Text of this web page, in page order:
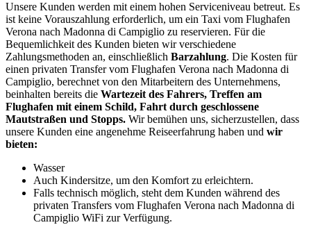
Unsere Kunden werden mit einem hohen Serviceniveau betreut. Es
ist keine Vorauszahlung erforderlich, um ein Taxi vom Flughafen
Verona nach Madonna di Campiglio zu reservieren. Für die
Bequemlichkeit des Kunden bieten wir verschiedene
Zahlungsmethoden an, einschließlich Barzahlung. Die Kosten für
einen privaten Transfer vom Flughafen Verona nach Madonna di
Campiglio, berechnet von den Mitarbeitern des Unternehmens,
beinhalten bereits die Wartezeit des Fahrers, Treffen am
Flughafen mit einem Schild, Fahrt durch geschlossene
Mautstraßen und Stopps. Wir bemühen uns, sicherzustellen, dass
unsere Kunden eine angenehme Reiseerfahrung haben und wir
bieten:
Wasser
Auch Kindersitze, um den Komfort zu erleichtern.
Falls technisch möglich, steht dem Kunden während des
privaten Transfers vom Flughafen Verona nach Madonna di
Campiglio WiFi zur Verfügung.